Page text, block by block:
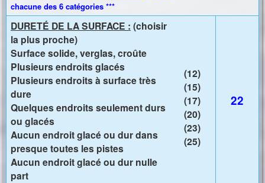
chacune des 6 catégories ***
DURETÉ DE LA SURFACE : (choisir
la plus proche)
Surface solide, verglas, croûte
Plusieurs endroits glacés
Plusieurs endroits à surface très
dure
Quelques endroits seulement durs
ou glacés
Aucun endroit glacé ou dur dans
presque toutes les pistes
Aucun endroit glacé ou dur nulle
part
(12)
(15)
(17)
(20)
(23)
(25)
22